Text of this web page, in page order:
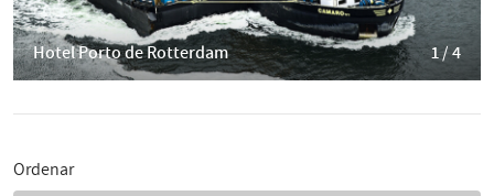
Hotel Porto de Rotterdam 1 / 4
Ordenar